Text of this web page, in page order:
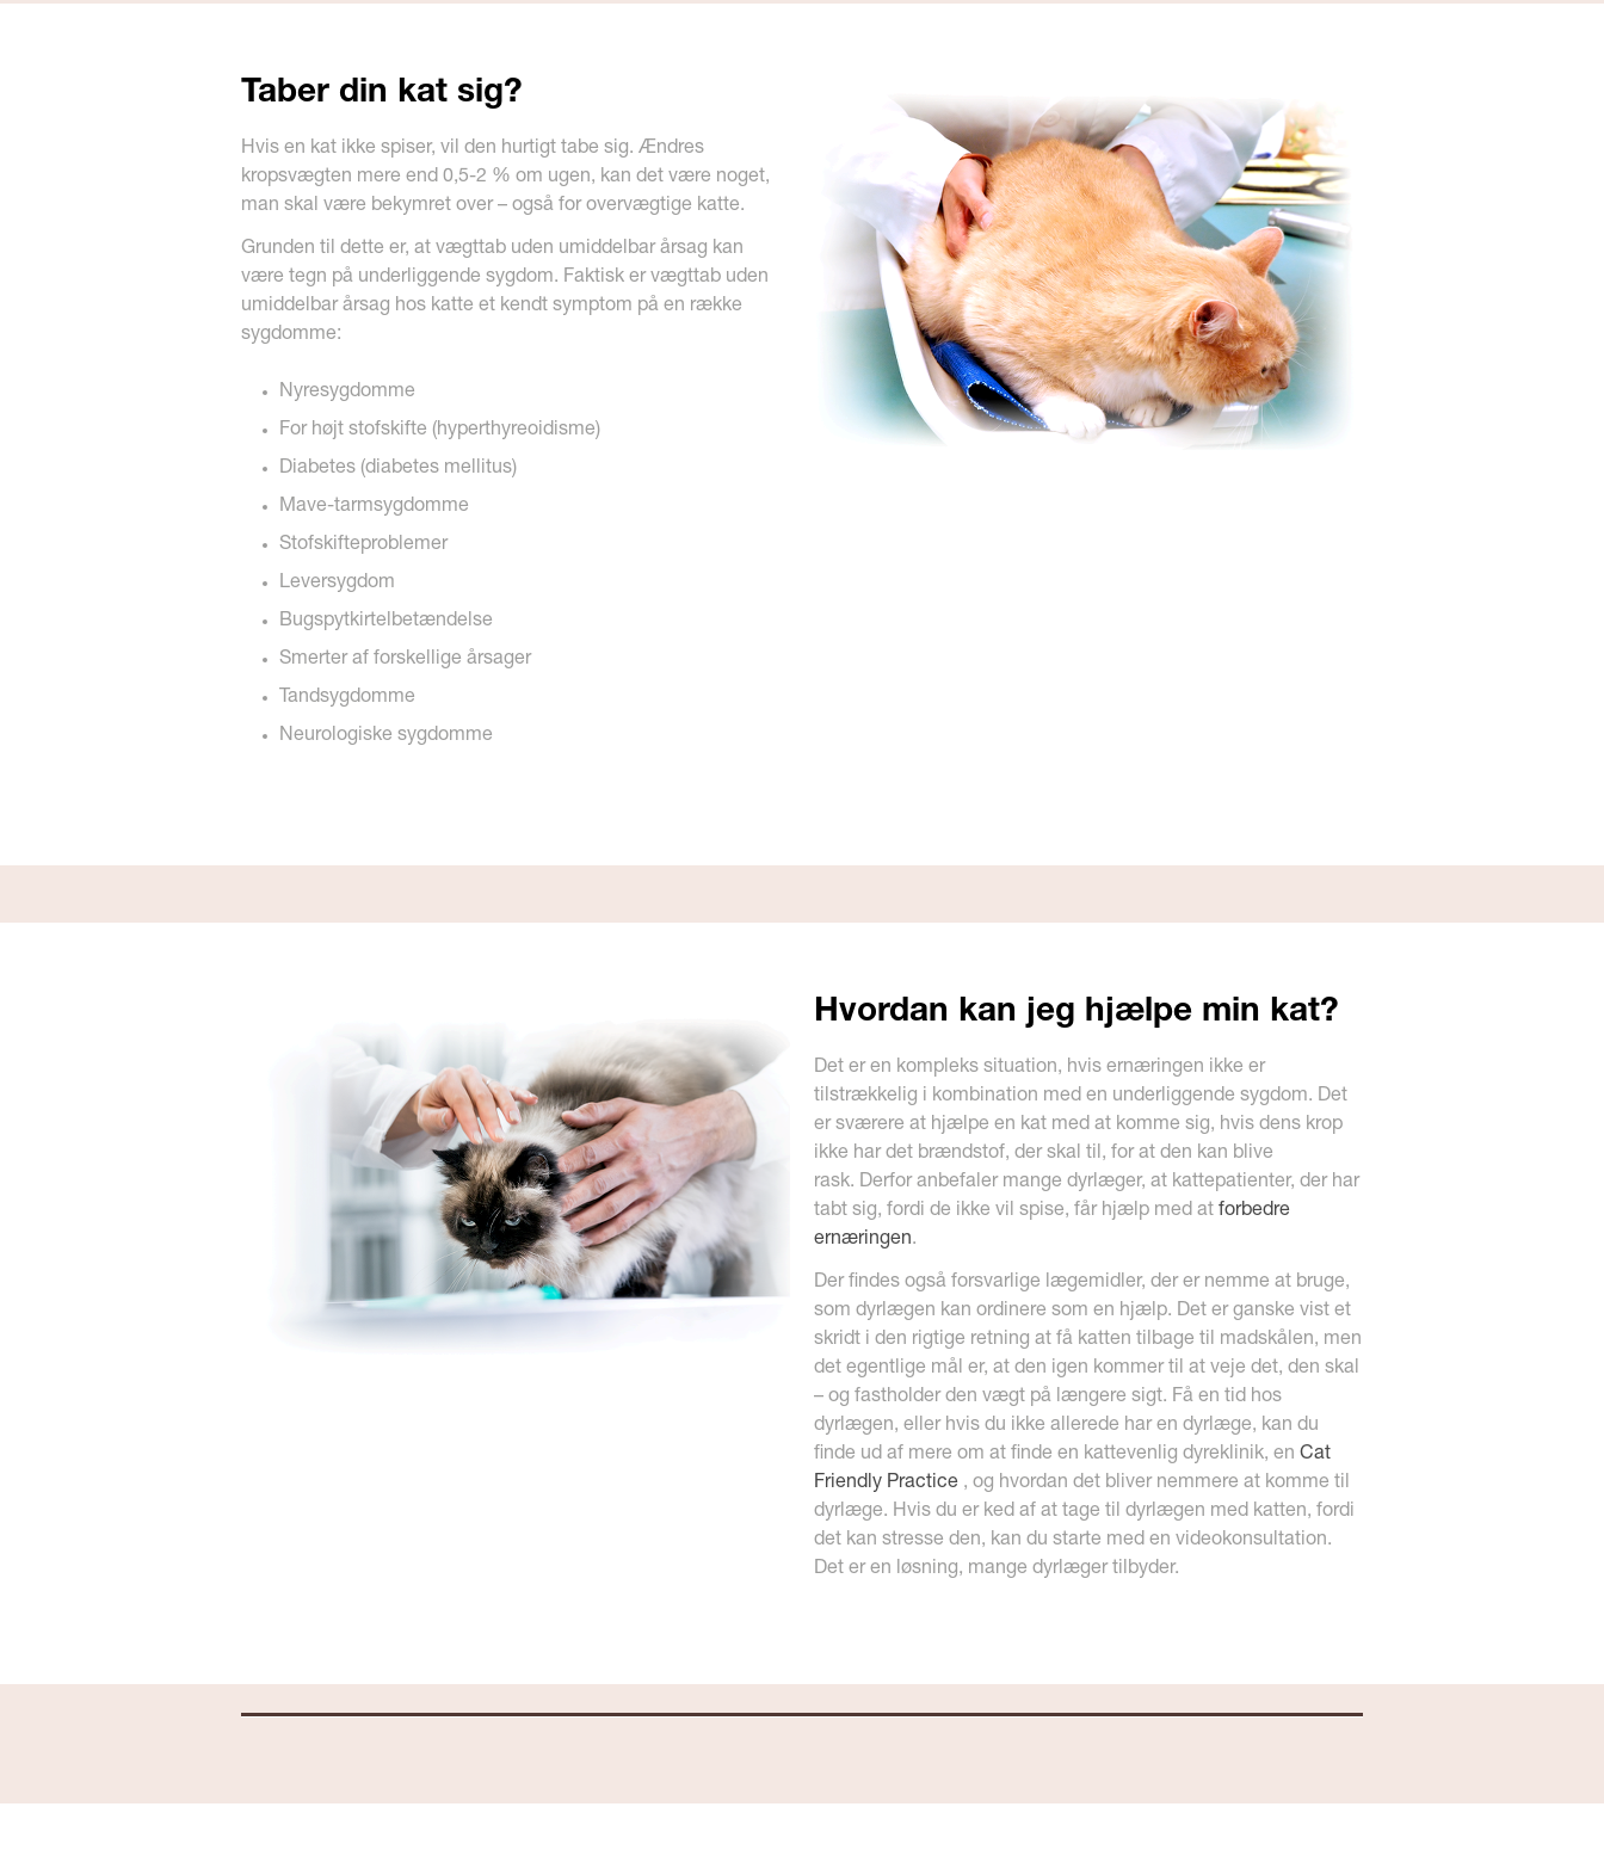
Taber din kat sig?
Hvis en kat ikke spiser, vil den hurtigt tabe sig. Ændres
kropsvægten mere end 0,5-2 % om ugen, kan det være noget,
man skal være bekymret over – også for overvægtige katte.
Grunden til dette er, at vægttab uden umiddelbar årsag kan
være tegn på underliggende sygdom. Faktisk er vægttab uden
umiddelbar årsag hos katte et kendt symptom på en række
sygdomme:
Nyresygdomme
For højt stofskifte (hyperthyreoidisme)
Diabetes (diabetes mellitus)
Mave-tarmsygdomme
Stofskifteproblemer
Leversygdom
Bugspytkirtelbetændelse
Smerter af forskellige årsager
Tandsygdomme
Neurologiske sygdomme
Hvordan kan jeg hjælpe min kat?
Det er en kompleks situation, hvis ernæringen ikke er
tilstrækkelig i kombination med en underliggende sygdom. Det
er sværere at hjælpe en kat med at komme sig, hvis dens krop
ikke har det brændstof, der skal til, for at den kan blive
rask. Derfor anbefaler mange dyrlæger, at kattepatienter, der har
tabt sig, fordi de ikke vil spise, får hjælp med at forbedre
ernæringen.
Der findes også forsvarlige lægemidler, der er nemme at bruge,
som dyrlægen kan ordinere som en hjælp. Det er ganske vist et
skridt i den rigtige retning at få katten tilbage til madskålen, men
det egentlige mål er, at den igen kommer til at veje det, den skal
– og fastholder den vægt på længere sigt. Få en tid hos
dyrlægen, eller hvis du ikke allerede har en dyrlæge, kan du
finde ud af mere om at finde en kattevenlig dyreklinik, en Cat
Friendly Practice , og hvordan det bliver nemmere at komme til
dyrlæge. Hvis du er ked af at tage til dyrlægen med katten, fordi
det kan stresse den, kan du starte med en videokonsultation.
Det er en løsning, mange dyrlæger tilbyder.